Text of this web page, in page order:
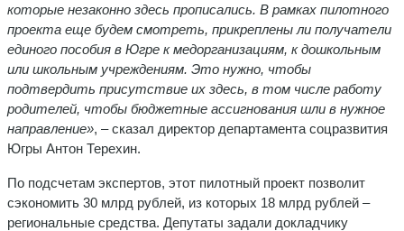
которые незаконно здесь прописались. В рамках пилотного
проекта еще будем смотреть, прикреплены ли получатели
единого пособия в Югре к медорганизациям, к дошкольным
или школьным учреждениям. Это нужно, чтобы
подтвердить присутствие их здесь, в том числе работу
родителей, чтобы бюджетные ассигнования шли в нужное
направление», – сказал директор департамента соцразвития
Югры Антон Терехин.
По подсчетам экспертов, этот пилотный проект позволит
сэкономить 30 млрд рублей, из которых 18 млрд рублей –
региональные средства. Депутаты задали докладчику